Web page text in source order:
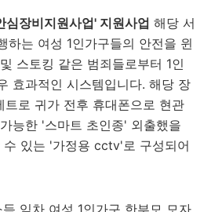
심장비지원사업' 지원사업 해당 서
하는 여성 1인가구들의 안전을 윈
스토킹 같은 범죄들로부터 1인
효과적인 시스템입니다. 해당 장
트로 귀가 전후 휴대폰으로 현관
능한 '스마트 초인종' 외출했을
있는 '가정용 cctv'로 구성되어